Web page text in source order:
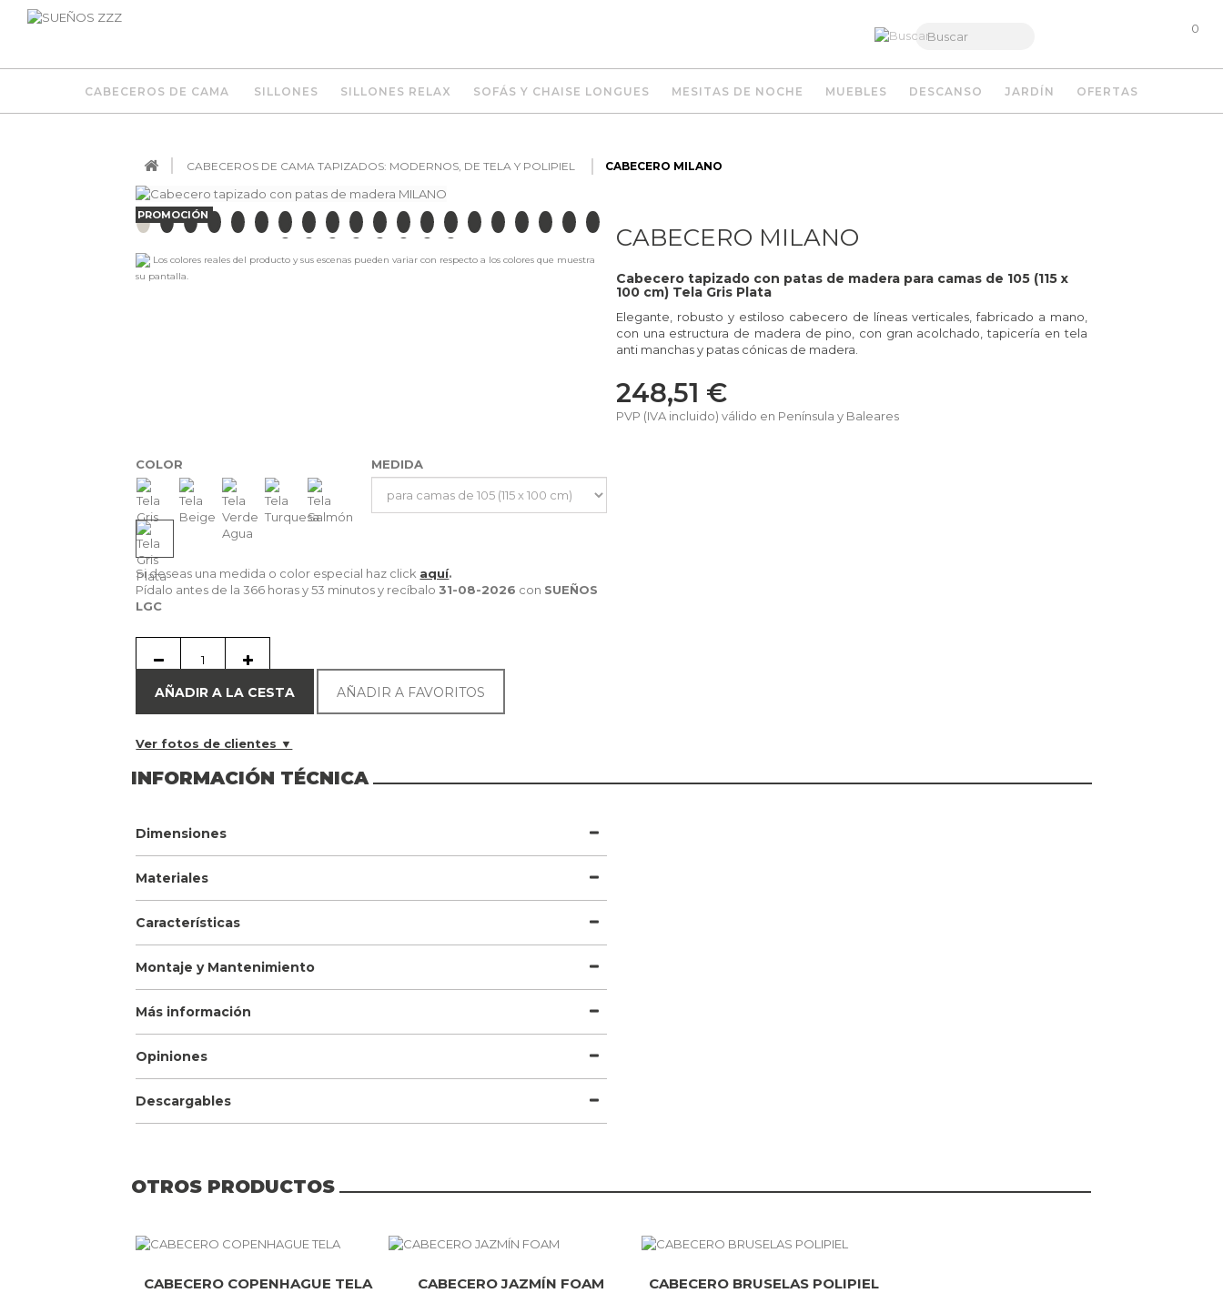
0
CABECEROS DE CAMA SILLONES SILLONES RELAX SOFÁS Y CHAISE LONGUES MESITAS DE NOCHE MUEBLES DESCANSO JARDÍN OFERTAS
CABECEROS DE CAMA TAPIZADOS: MODERNOS, DE TELA Y POLIPIEL CABECERO MILANO
PROMOCIÓN
Los colores reales del producto y sus escenas pueden variar con respecto a los colores que muestra
su pantalla.
CABECERO MILANO
Cabecero tapizado con patas de madera para camas de 105 (115 x
100 cm) Tela Gris Plata
Elegante, robusto y estiloso cabecero de líneas verticales, fabricado a mano,
con una estructura de madera de pino, con gran acolchado, tapicería en tela
anti manchas y patas cónicas de madera.
248,51 €
PVP (IVA incluido) válido en Península y Baleares
COLOR MEDIDA
Si deseas una medida o color especial haz click aquí.
Pídalo antes de la366 horas y 53 minutosy recíbalo 31-08-2026 con SUEÑOS
LGC
AÑADIR A LA CESTA AÑADIR A FAVORITOS
Ver fotos de clientes ▼
INFORMACIÓN TÉCNICA
Dimensiones
Materiales
Características
Montaje y Mantenimiento
Más información
Opiniones
Descargables
OTROS PRODUCTOS
CABECERO COPENHAGUE TELA CABECERO JAZMÍN FOAM CABECERO BRUSELAS POLIPIEL